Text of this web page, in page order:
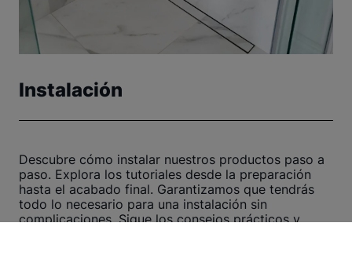
Instalación
Descubre cómo instalar nuestros productos paso a
paso. Explora los tutoriales desde la preparación
hasta el acabado final. Garantizamos que tendrás
todo lo necesario para una instalación sin
complicaciones. Sigue los consejos prácticos y